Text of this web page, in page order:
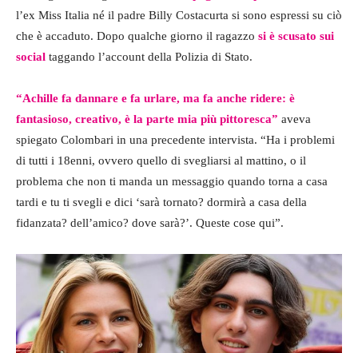
l’ex Miss Italia né il padre Billy Costacurta si sono espressi su ciò
che è accaduto. Dopo qualche giorno il ragazzo si è scusato sui
social taggando l’account della Polizia di Stato.
“Achille fa dannare e fa urlare, ma fa anche ridere: è
fantasioso, creativo, è la parte mia più pittoresca” aveva
spiegato Colombari in una precedente intervista. “Ha i problemi
di tutti i 18enni, ovvero quello di svegliarsi al mattino, o il
problema che non ti manda un messaggio quando torna a casa
tardi e tu ti svegli e dici ‘sarà tornato? dormirà a casa della
fidanzata? dell’amico? dove sarà?’. Queste cose qui”.